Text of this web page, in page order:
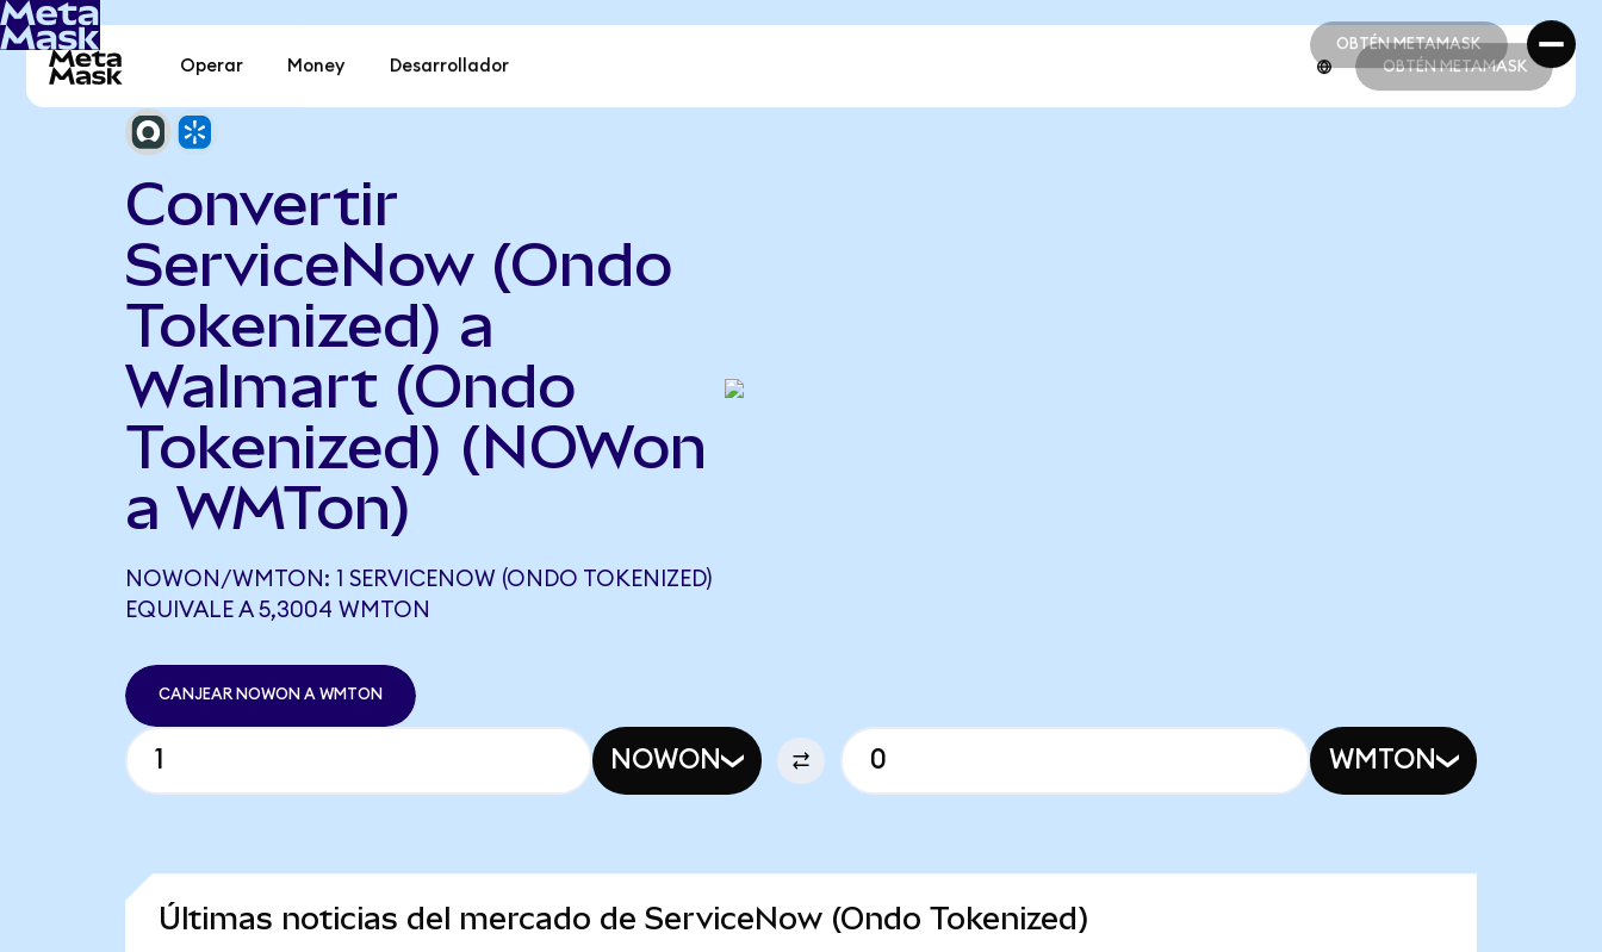
OBTÉN METAMASK
OBTÉN METAMASK
Operar Money Desarrollador OBTÉN METAMASK
Convertir
ServiceNow (Ondo
Tokenized) a
Walmart (Ondo
Tokenized) (NOWon
a WMTon)
NOWON/WMTON: 1 SERVICENOW (ONDO TOKENIZED)
EQUIVALE A 5,3004 WMTON
CANJEAR NOWON A WMTON
NOWON WMTON
Últimas noticias del mercado de ServiceNow (Ondo Tokenized)